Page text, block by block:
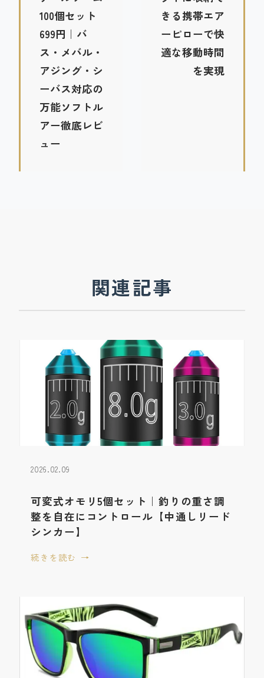
100個セット
699円｜バ
ス・メバル・
アジング・シ
ーバス対応の
万能ソフトル
アー徹底レビ
ュー
きる携帯エア
ーピローで快
適な移動時間
を実現
関連記事
2026.02.09
可変式オモリ5個セット｜釣りの重さ調
整を自在にコントロール【中通しリード
シンカー】
続きを読む